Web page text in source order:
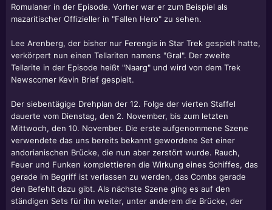
Romulaner in der Episode. Vorher war er zum Beispiel als
mazaritischer Offizieller in "Fallen Hero" zu sehen.
Lee Arenberg, der bisher nur Ferengis in Star Trek gespielt hatte,
verkörpert nun einen Tellariten namens "Gral". Der zweite
Tellarite in der Episode heißt "Naarg" und wird von dem Trek
Newscomer Kevin Brief gespielt.
Der siebentägige Drehplan der 12. Folge der vierten Staffel
dauerte vom Dienstag, den 2. November, bis zum letzten
Mittwoch, den 10. November. Die erste aufgenommene Szene
verwendete das uns bereits bekannt gewordene Set einer
andorianischen Brücke, die nun aber zerstört wurde. Rauch,
Feuer und Funken komplettieren die Wirkung eines Schiffes, das
gerade im Begriff ist verlassen zu werden, das Combs gerade
den Befehlt dazu gibt. Als nächste Szene ging es auf den
ständigen Sets für ihn weiter, unter anderem die Brücke, der